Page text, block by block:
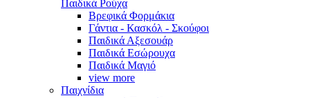
Παιδικά Ρούχα
Βρεφικά Φορμάκια
Γάντια - Κασκόλ - Σκούφοι
Παιδικά Αξεσουάρ
Παιδικά Εσώρουχα
Παιδικά Μαγιό
view more
Παιχνίδια